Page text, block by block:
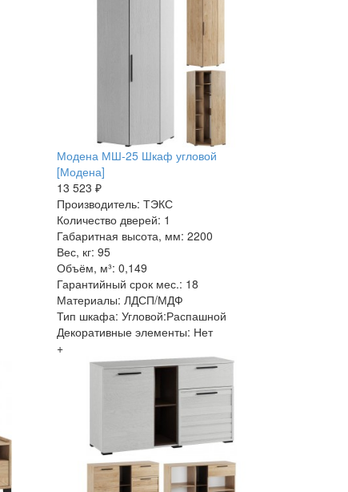
Модена МШ-25 Шкаф угловой
[Модена]
13 523 ₽
Производитель: ТЭКС
Количество дверей: 1
Габаритная высота, мм: 2200
Вес, кг: 95
Объём, м³: 0,149
Гарантийный срок мес.: 18
Материалы: ЛДСП/МДФ
Тип шкафа: Угловой:Распашной
Декоративные элементы: Нет
+